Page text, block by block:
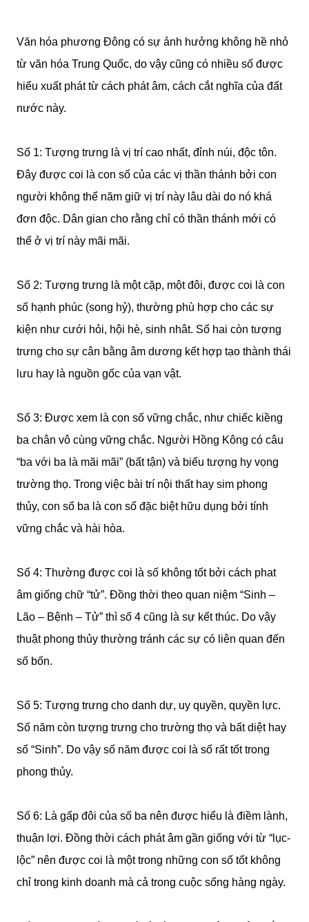
Văn hóa phương Đông có sự ảnh hưởng không hề nhỏ
từ văn hóa Trung Quốc, do vậy cũng có nhiều số được
hiểu xuất phát từ cách phát âm, cách cắt nghĩa của đất
nước này.
Số 1: Tượng trưng là vị trí cao nhất, đỉnh núi, độc tôn.
Đây được coi là con số của các vị thần thánh bởi con
người không thể năm giữ vị trí này lâu dài do nó khá
đơn độc. Dân gian cho rằng chỉ có thần thánh mới có
thể ở vị trí này mãi mãi.
Số 2: Tượng trưng là một cặp, một đôi, được coi là con
số hạnh phúc (song hỷ), thường phù hợp cho các sự
kiện như cưới hỏi, hội hè, sinh nhât. Số hai còn tượng
trưng cho sự cân bằng âm dương kết hợp tạo thành thái
lưu hay là nguồn gốc của vạn vật.
Số 3: Được xem là con số vững chắc, như chiếc kiềng
ba chân vô cùng vững chắc. Người Hồng Kông có câu
“ba với ba là mãi mãi” (bất tận) và biểu tượng hy vọng
trường thọ. Trong việc bài trí nội thất hay sim phong
thủy, con số ba là con số đặc biệt hữu dụng bởi tính
vững chắc và hài hòa.
Số 4: Thường được coi là số không tốt bởi cách phat
âm giống chữ “tử”. Đồng thời theo quan niệm “Sinh –
Lão – Bệnh – Tử” thì số 4 cũng là sự kết thúc. Do vậy
thuật phong thủy thường tránh các sự có liên quan đến
số bốn.
Số 5: Tượng trưng cho danh dự, uy quyền, quyền lực.
Số năm còn tượng trưng cho trường thọ và bất diệt hay
số “Sinh”. Do vậy số năm được coi là số rất tốt trong
phong thủy.
Số 6: Là gấp đôi của số ba nên được hiểu là điềm lành,
thuận lợi. Đồng thời cách phát âm gần giống với từ “lục-
lộc” nên được coi là một trong những con số tốt không
chỉ trong kinh doanh mà cả trong cuộc sống hàng ngày.